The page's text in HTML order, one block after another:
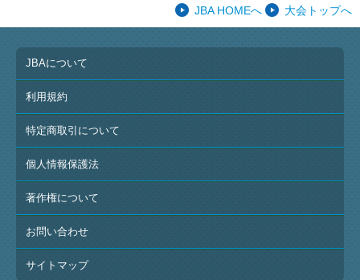
JBA HOMEへ
大会トップへ
JBAについて
利用規約
特定商取引について
個人情報保護法
著作権について
お問い合わせ
サイトマップ